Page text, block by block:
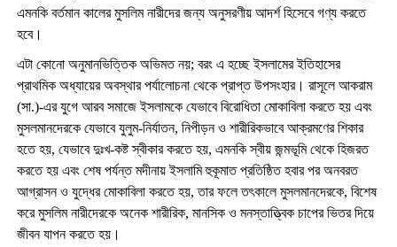
এমনকি বর্তমান কালের মুসলিম নারীদের জন্য অনুসরণীয় আদর্শ হিসেবে গণ্য করতে
হবে।
এটা কোনো অনুমানভিত্তিক অভিমত নয়; বরং এ হচ্ছে ইসলামের ইতিহাসের
প্রাথমিক অধ্যায়ের অবস্থার পর্যালোচনা থেকে প্রাপ্ত উপসংহার। রাসূলে আকরাম
(সা.)-এর যুগে আরব সমাজে ইসলামকে যেভাবে বিরোধিতা মোকাবিলা করতে হয় এবং
মুসলমানদেরকে যেভাবে যুলুম-নির্যাতন, নিপীড়ন ও শারীরিকভাবে আক্রমণের শিকার
হতে হয়, যেভাবে দুঃখ-কষ্ট স্বীকার করতে হয়, এমনকি স্বীয় জন্মভূমি থেকে হিজরত
করতে হয় এবং শেষ পর্যন্ত মদীনায় ইসলামি হুকূমাত প্রতিষ্ঠিত হবার পর অনবরত
আগ্রাসন ও যুদ্ধের মোকাবিলা করতে হয়, তার ফলে তৎকালে মুসলমানদেরকে, বিশেষ
করে মুসলিম নারীদেরকে অনেক শারীরিক, মানসিক ও মনস্তাত্ত্বিক চাপের ভিতর দিয়ে
জীবন যাপন করতে হয়।